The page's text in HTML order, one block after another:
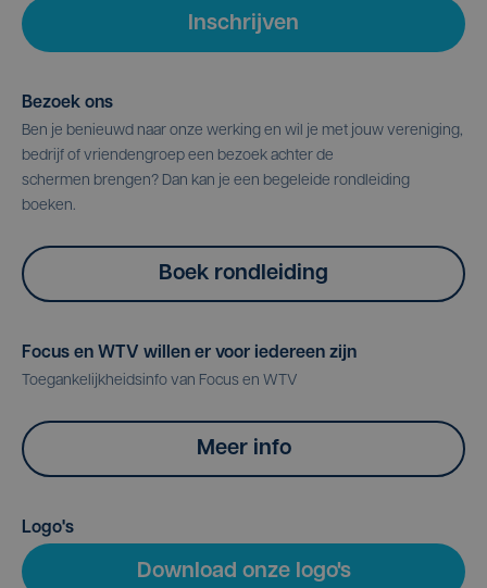
Inschrijven
Bezoek ons
Ben je benieuwd naar onze werking en wil je met jouw vereniging,
bedrijf of vriendengroep een bezoek achter de
schermen brengen? Dan kan je een begeleide rondleiding
boeken.
Boek rondleiding
Focus en WTV willen er voor iedereen zijn
Toegankelijkheidsinfo van Focus en WTV
Meer info
Logo's
Download onze logo's